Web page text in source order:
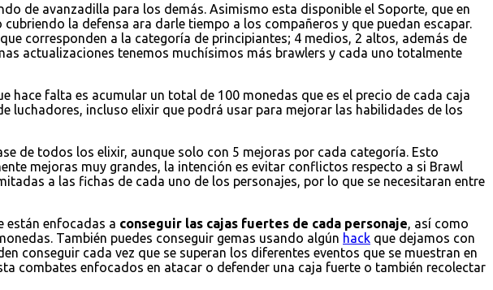
de avanzadilla para los demás. Asimismo esta disponible el Soporte, que en
la defensa ara darle tiempo a los compañeros y que puedan escapar.
corresponden a la categoría de principiantes; 4 medios, 2 altos, además de
actualizaciones tenemos muchísimos más brawlers y cada uno totalmente
hace falta es acumular un total de 100 monedas que es el precio de cada caja
luchadores, incluso elixir que podrá usar para mejorar las habilidades de los
de todos los elixir, aunque solo con 5 mejoras por cada categoría. Esto
mejoras muy grandes, la intención es evitar conflictos respecto a si Brawl
a las fichas de cada uno de los personajes, por lo que se necesitaran entre
están enfocadas a conseguir las cajas fuertes de cada personaje , así como
También puedes conseguir gemas usando algún hack que dejamos con
conseguir cada vez que se superan los diferentes eventos que se muestran en
combates enfocados en atacar o defender una caja fuerte o también recolectar